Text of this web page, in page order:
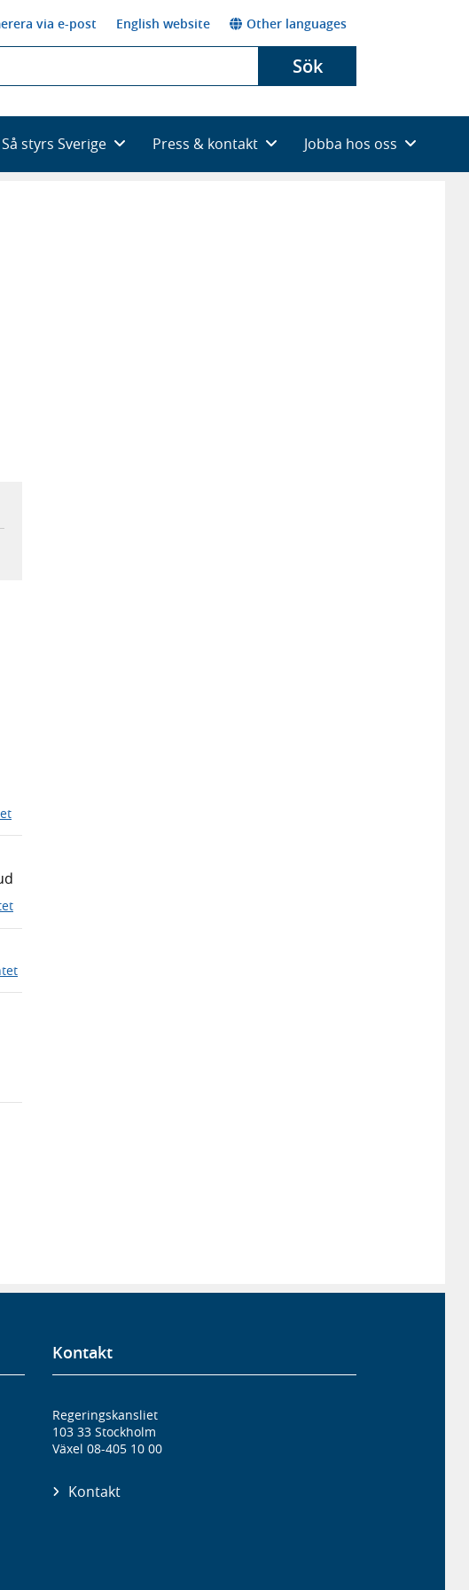
via e-post English website Other languages
Sök
Så styrs Sverige Press & kontakt Jobba hos oss
Kontakt
Regeringskansliet
103 33 Stockholm
Växel 08-405 10 00
Kontakt